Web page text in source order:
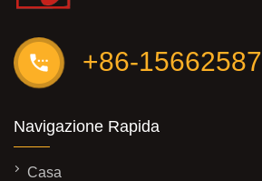
+86-
Navigazione Rapida
Casa